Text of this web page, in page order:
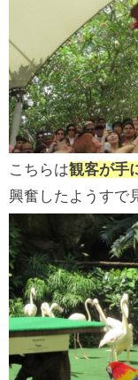
こちらは観客が手
興奮したようすで